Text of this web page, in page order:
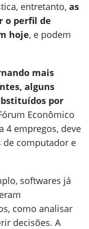
entretanto, as
o perfil de
hoje, e podem
mais
alguns
por
Econômico
4 empregos, deve
computador e
softwares já
como analisar
decisões. A